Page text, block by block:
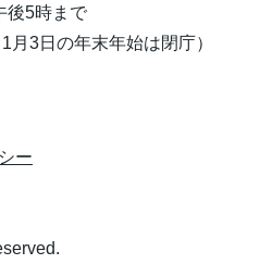
後5時まで
月3日の年末年始は閉庁）
ー